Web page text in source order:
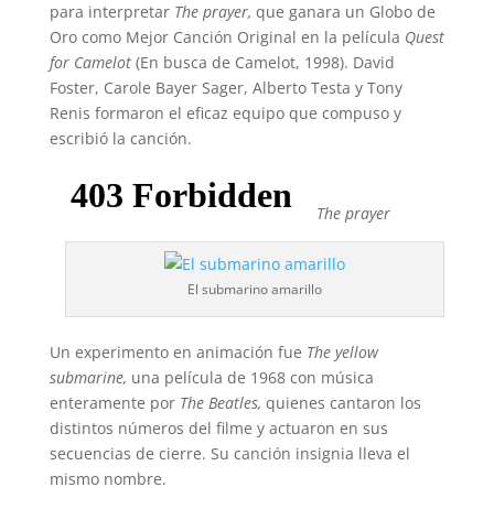
para interpretar The prayer, que ganara un Globo de
Oro como Mejor Canción Original en la película Quest
for Camelot(En busca de Camelot, 1998). David
Foster, Carole Bayer Sager, Alberto Testa y Tony
Renis formaron el eficaz equipo que compuso y
escribió la canción.
The prayer
El submarino amarillo
Un experimento en animación fue The yellow
submarine, una película de 1968 con música
enteramente por The Beatles, quienes cantaron los
distintos números del filme y actuaron en sus
secuencias de cierre. Su canción insignia lleva el
mismo nombre.